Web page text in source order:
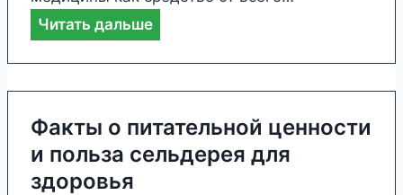
н
о
и
п
Читать дальшеФ
т
ы
Факты о питательной ценности
и польза сельдерея для
здоровья